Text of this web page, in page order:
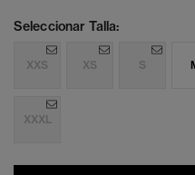
Seleccionar Talla:
XXS XS S
XXXL